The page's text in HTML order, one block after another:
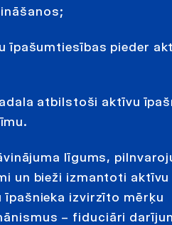
īpašumtiesības pieder
atbilstoši aktīvu
līgums,
un bieži izmantoti aktīvu
izvirzīto mērķu
– fiduciāri